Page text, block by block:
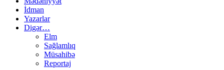
İdman
Yazarlar
Digər…
Elm
Sağlamlıq
Müsahibə
Reportaj